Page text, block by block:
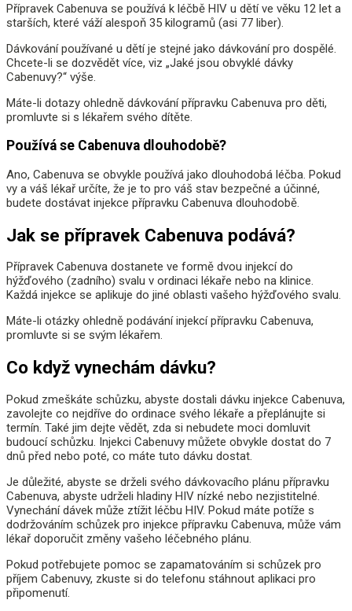
Přípravek Cabenuva se používá k léčbě HIV u dětí ve věku 12 let a
starších, které váží alespoň 35 kilogramů (asi 77 liber).
Dávkování používané u dětí je stejné jako dávkování pro dospělé.
Chcete-li se dozvědět více, viz „Jaké jsou obvyklé dávky
Cabenuvy?“ výše.
Máte-li dotazy ohledně dávkování přípravku Cabenuva pro děti,
promluvte si s lékařem svého dítěte.
Používá se Cabenuva dlouhodobě?
Ano, Cabenuva se obvykle používá jako dlouhodobá léčba. Pokud
vy a váš lékař určíte, že je to pro váš stav bezpečné a účinné,
budete dostávat injekce přípravku Cabenuva dlouhodobě.
Jak se přípravek Cabenuva podává?
Přípravek Cabenuva dostanete ve formě dvou injekcí do
hýžďového (zadního) svalu v ordinaci lékaře nebo na klinice.
Každá injekce se aplikuje do jiné oblasti vašeho hýžďového svalu.
Máte-li otázky ohledně podávání injekcí přípravku Cabenuva,
promluvte si se svým lékařem.
Co když vynechám dávku?
Pokud zmeškáte schůzku, abyste dostali dávku injekce Cabenuva,
zavolejte co nejdříve do ordinace svého lékaře a přeplánujte si
termín. Také jim dejte vědět, zda si nebudete moci domluvit
budoucí schůzku. Injekci Cabenuvy můžete obvykle dostat do 7
dnů před nebo poté, co máte tuto dávku dostat.
Je důležité, abyste se drželi svého dávkovacího plánu přípravku
Cabenuva, abyste udrželi hladiny HIV nízké nebo nezjistitelné.
Vynechání dávek může ztížit léčbu HIV. Pokud máte potíže s
dodržováním schůzek pro injekce přípravku Cabenuva, může vám
lékař doporučit změny vašeho léčebného plánu.
Pokud potřebujete pomoc se zapamatováním si schůzek pro
příjem Cabenuvy, zkuste si do telefonu stáhnout aplikaci pro
připomenutí.